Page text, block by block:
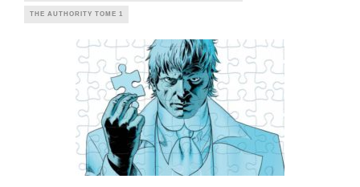
THE AUTHORITY TOME 1